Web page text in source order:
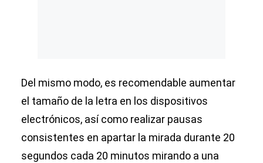
Del mismo modo, es recomendable aumentar
el tamaño de la letra en los dispositivos
electrónicos, así como realizar pausas
consistentes en apartar la mirada durante 20
segundos cada 20 minutos mirando a una